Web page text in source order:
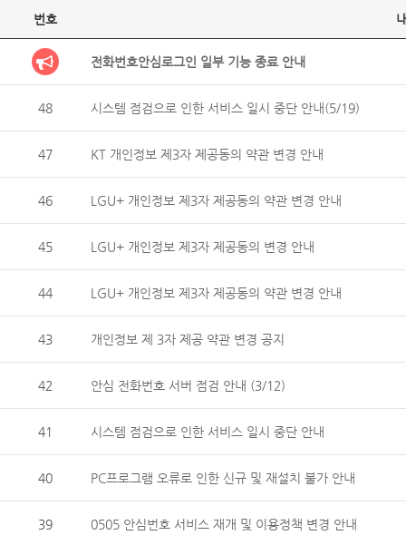
번호
전화번호안심로그인 일부 기능 종료 안내
48 시스템 점검으로 인한 서비스 일시 중단 안내(5/19)
47 KT 개인정보 제3자 제공동의 약관 변경 안내
46 LGU+ 개인정보 제3자 제공동의 약관 변경 안내
45 LGU+ 개인정보 제3자 제공동의 변경 안내
44 LGU+ 개인정보 제3자 제공동의 약관 변경 안내
43 개인정보 제 3자 제공 약관 변경 공지
42 안심 전화번호 서버 점검 안내 (3/12)
41 시스템 점검으로 인한 서비스 일시 중단 안내
40 PC프로그램 오류로 인한 신규 및 재설치 불가 안내
39 0505 안심번호 서비스 재개 및 이용정책 변경 안내